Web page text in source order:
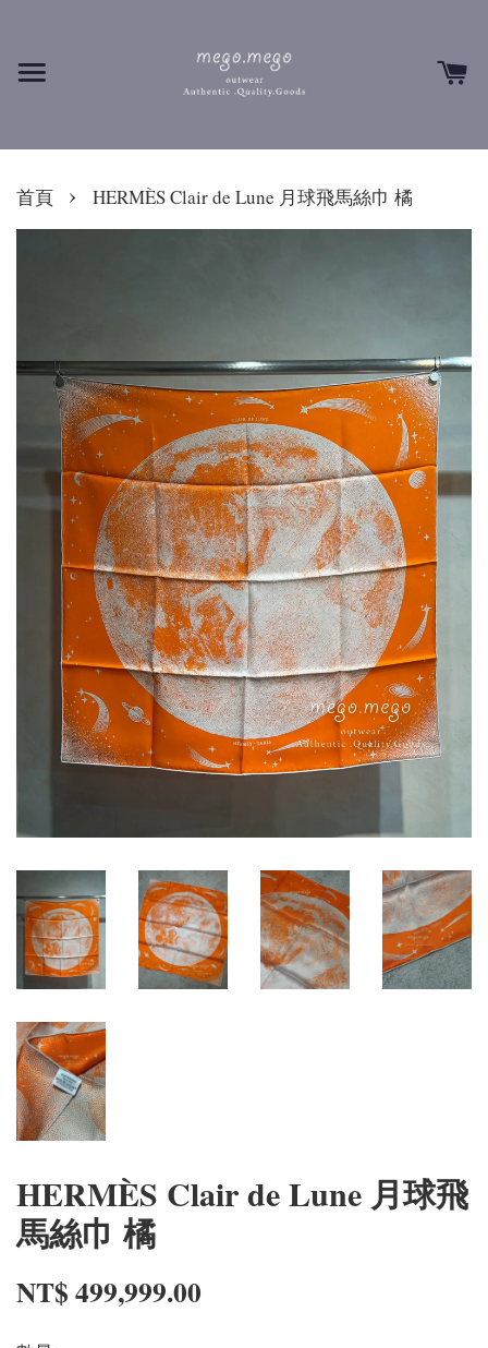
首頁 › HERMÈS Clair de Lune 月球飛馬絲巾 橘
HERMÈS Clair de Lune 月球飛
馬絲巾 橘
NT$ 499,999.00